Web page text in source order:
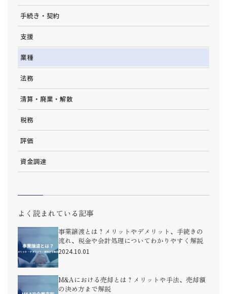
手続き・契約
支援
業種
法務
清算・廃業・解散
税務
評価
資金調達
よく読まれている記事
事業譲渡とは？メリットやデメリット、手続きの
流れ、税金や会計処理についてわかりやすく解説
2024.10.01
M&Aにおける売却とは？メリットや手法、売却額
の決め方まで解説